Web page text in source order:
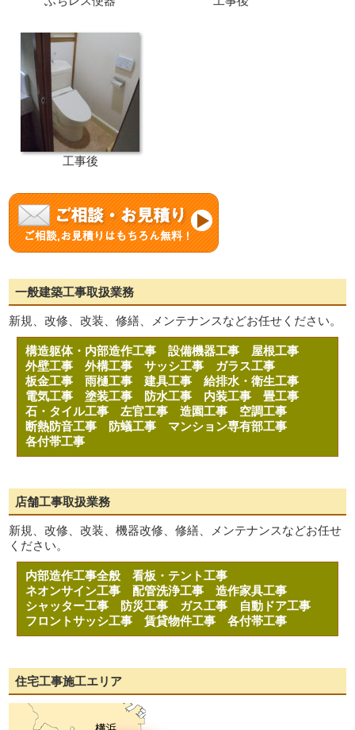
工事後
一般建築工事取扱業務
新規、改修、改装、修繕、メンテナンスなどお任せください。
構造躯体・内部造作工事設備機器工事 屋根工事
外壁工事外構工事サッシ工事 ガラス工事
板金工事雨樋工事建具工事給排水・衛生工事
電気工事塗装工事 防水工事 内装工事畳工事
石・タイル工事左官工事造園工事 空調工事
断熱防音工事
防蟻工事 マンション専有部工事
各付帯工事
店舗工事取扱業務
新規、改修、改装、機器改修、修繕、メンテナンスなどお任せ
ください。
内部造作工事全般看板・テント工事
ネオンサイン工事配管洗浄工事造作家具工事
シャッター工事
防災工事 ガス工事
自動ドア工事
フロントサッシ工事賃貸物件工事各付帯工事
住宅工事施工エリア